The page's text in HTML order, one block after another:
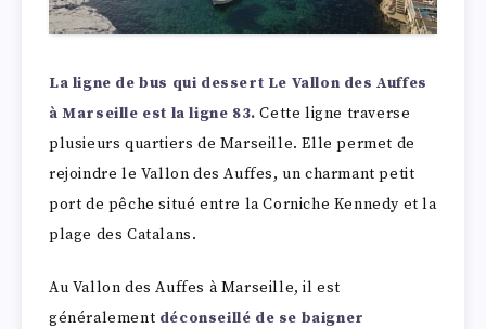
La ligne de bus qui dessert Le Vallon des Auffes
à Marseille est la ligne 83. Cette ligne traverse
plusieurs quartiers de Marseille. Elle permet de
rejoindre le Vallon des Auffes, un charmant petit
port de pêche situé entre la Corniche Kennedy et la
plage des Catalans.
Au Vallon des Auffes à Marseille, il est
généralement déconseillé de se baigner